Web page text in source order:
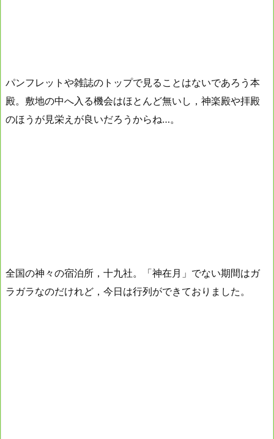
パンフレットや雑誌のトップで見ることはないであろう本
殿。敷地の中へ入る機会はほとんど無いし，神楽殿や拝殿
のほうが見栄えが良いだろうからね…。
全国の神々の宿泊所，十九社。「神在月」でない期間はガ
ラガラなのだけれど，今日は行列ができておりました。